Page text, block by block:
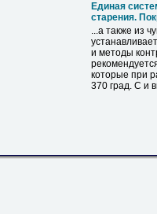
Единая
старения.
...а также из
и методы
которые при
370 град. С и